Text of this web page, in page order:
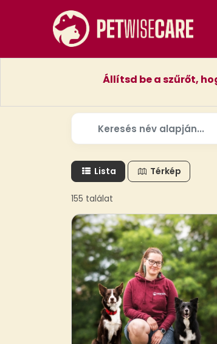
Állítsd be a szűrőt,
Lista Térkép
155 találat